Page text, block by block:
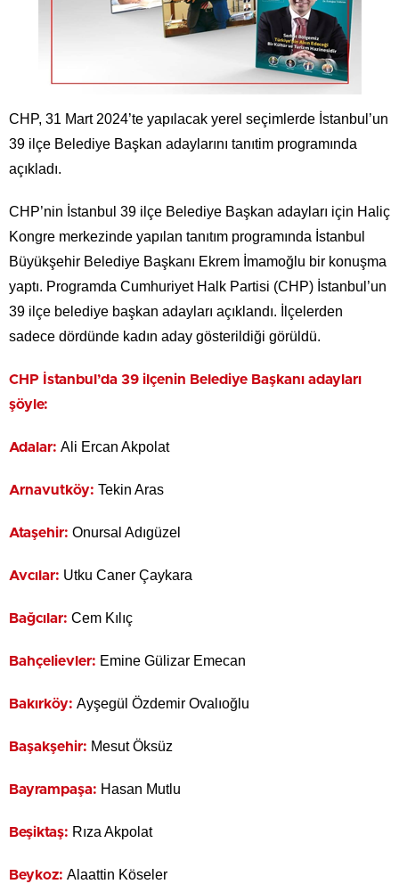
CHP, 31 Mart 2024’te yapılacak yerel seçimlerde İstanbul’un
39 ilçe Belediye Başkan adaylarını tanıtim programında
açıkladı.
CHP’nin İstanbul 39 ilçe Belediye Başkan adayları için Haliç
Kongre merkezinde yapılan tanıtım programında İstanbul
Büyükşehir Belediye Başkanı Ekrem İmamoğlu bir konuşma
yaptı. Programda Cumhuriyet Halk Partisi (CHP) İstanbul’un
39 ilçe belediye başkan adayları açıklandı. İlçelerden
sadece dördünde kadın aday gösterildiği görüldü.
CHP İstanbul’da 39 ilçenin Belediye Başkanı adayları
şöyle:
Adalar: Ali Ercan Akpolat
Arnavutköy: Tekin Aras
Ataşehir: Onursal Adıgüzel
Avcılar: Utku Caner Çaykara
Bağcılar: Cem Kılıç
Bahçelievler: Emine Gülizar Emecan
Bakırköy: Ayşegül Özdemir Ovalıoğlu
Başakşehir: Mesut Öksüz
Bayrampaşa: Hasan Mutlu
Beşiktaş: Rıza Akpolat
Beykoz: Alaattin Köseler